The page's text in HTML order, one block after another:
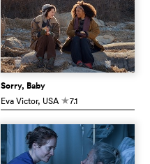
Sorry, Baby
Eva Victor, USA c7.1